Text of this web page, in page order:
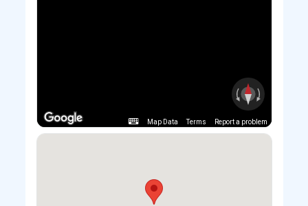
Map Data Terms Report a problem